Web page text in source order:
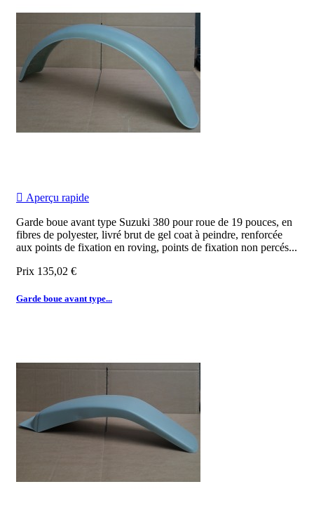
 Aperçu rapide
Garde boue avant type Suzuki 380 pour roue de 19 pouces, en
fibres de polyester, livré brut de gel coat à peindre, renforcée
aux points de fixation en roving, points de fixation non percés...
Prix 135,02 €
Garde boue avant type...